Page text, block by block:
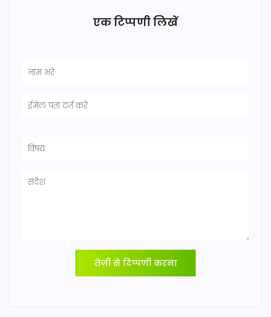
एक टिप्पणी लिखें
तेज़ी से टिप्पणी करना